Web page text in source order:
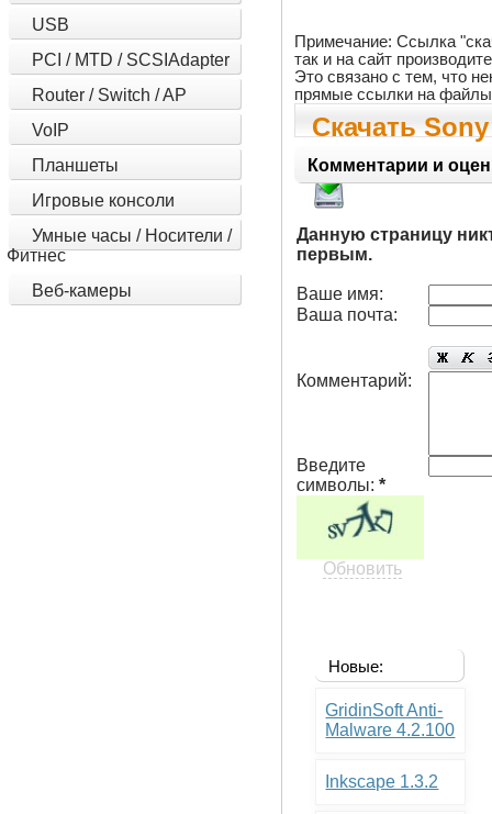
USB
PCI / MTD / SCSIAdapter
Router / Switch / AP
VoIP
Планшеты
Игровые консоли
Умные часы / Носители /
Фитнес
Веб-камеры
Примечание: Ссылка
так и на сайт
Это связано с тем, что
прямые ссылки на
Скачать
Utility
Комментарии и
Данную страницу
первым.
Ваше имя:
Ваша почта:
Комментарий:
Введите
символы:*
Обновить
Новые:
GridinSoft Anti-
Malware 4.2.100
Inkscape 1.3.2